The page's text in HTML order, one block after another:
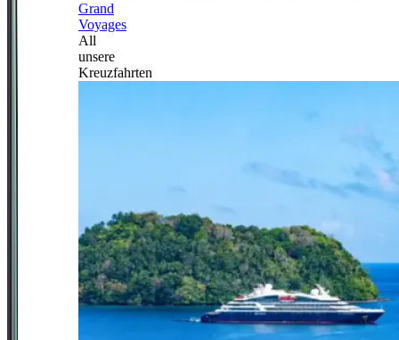
Grand
Voyages
All
unsere
Kreuzfahrten